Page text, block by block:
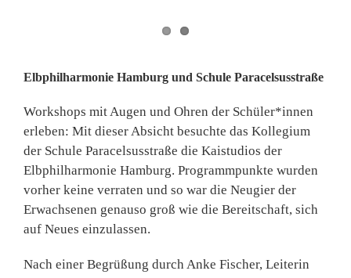
Elbphilharmonie Hamburg und Schule Paracelsusstraße
Workshops mit Augen und Ohren der Schüler*innen
erleben: Mit dieser Absicht besuchte das Kollegium
der Schule Paracelsusstraße die Kaistudios der
Elbphilharmonie Hamburg. Programmpunkte wurden
vorher keine verraten und so war die Neugier der
Erwachsenen genauso groß wie die Bereitschaft, sich
auf Neues einzulassen.
Nach einer Begrüßung durch Anke Fischer, Leiterin